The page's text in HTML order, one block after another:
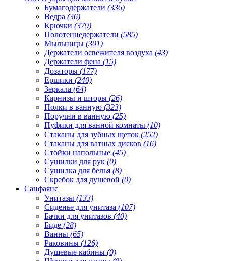
Бумагодержатели (336)
Ведра (36)
Крючки (379)
Полотенцедержатели (585)
Мыльницы (301)
Держатели освежителя воздуха (43)
Держатели фена (15)
Дозаторы (177)
Ершики (240)
Зеркала (64)
Карнизы и шторы (26)
Полки в ванную (323)
Поручни в ванную (25)
Пуфики для ванной комнаты (10)
Стаканы для зубных щеток (252)
Стаканы для ватных дисков (16)
Стойки напольные (45)
Сушилки для рук (0)
Сушилка для белья (8)
Скребок для душевой (0)
Санфаянс
Унитазы (133)
Сиденье для унитаза (107)
Бачки для унитазов (40)
Биде (28)
Ванны (65)
Раковины (126)
Душевые кабины (0)